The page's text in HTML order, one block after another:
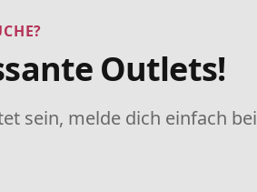
Outlets!
sein, melde dich einfach bei